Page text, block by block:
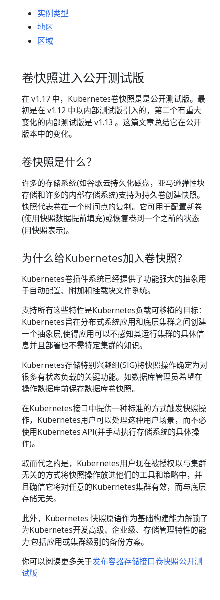
实例类型
地区
区域
卷快照进入公开测试版
在 v1.17 中，Kubernetes卷快照是是公开测试版。最
初是在 v1.12 中以内部测试版引入的，第二个有重大
变化的内部测试版是 v1.13 。这篇文章总结它在公开
版本中的变化。
卷快照是什么？
许多的存储系统(如谷歌云持久化磁盘，亚马逊弹性块
存储和许多的内部存储系统)支持为持久卷创建快照。
快照代表卷在一个时间点的复制。它可用于配置新卷
(使用快照数据提前填充)或恢复卷到一个之前的状态
(用快照表示)。
为什么给Kubernetes加入卷快照？
Kubernetes卷插件系统已经提供了功能强大的抽象用
于自动配置、附加和挂载块文件系统。
支持所有这些特性是Kubernetes负载可移植的目标：
Kubernetes旨在分布式系统应用和底层集群之间创建
一个抽象层,使得应用可以不感知其运行集群的具体信
息并且部署也不需特定集群的知识。
Kubernetes存储特别兴趣组(SIG)将快照操作确定为对
很多有状态负载的关键功能。如数据库管理员希望在
操作数据库前保存数据库卷快照。
在Kubernetes接口中提供一种标准的方式触发快照操
作，Kubernetes用户可以处理这种用户场景，而不必
使用Kubernetes API(并手动执行存储系统的具体操
作)。
取而代之的是，Kubernetes用户现在被授权以与集群
无关的方式将快照操作放进他们的工具和策略中，并
且确信它将对任意的Kubernetes集群有效，而与底层
存储无关。
此外，Kubernetes 快照原语作为基础构建能力解锁了
为Kubernetes开发高级、企业级、存储管理特性的能
力:包括应用或集群级别的备份方案。
你可以阅读更多关于发布容器存储接口卷快照公开测
试版